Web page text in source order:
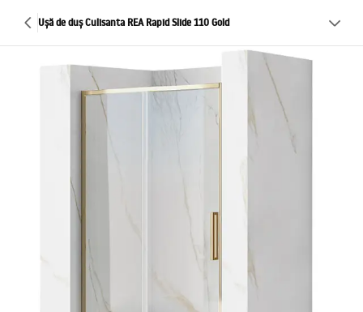
Ușă de duș Culisanta REA Rapid Slide 110 Gold